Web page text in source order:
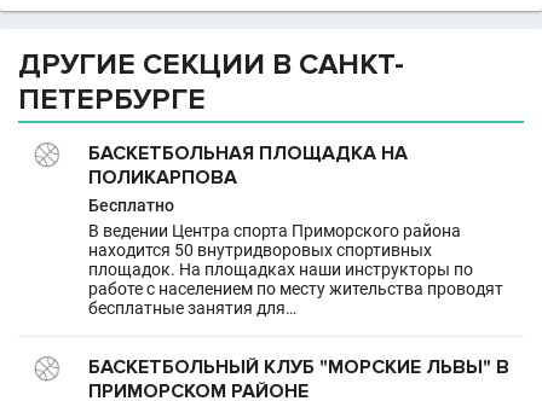
ДРУГИЕ СЕКЦИИ В САНКТ-
ПЕТЕРБУРГЕ
БАСКЕТБОЛЬНАЯ ПЛОЩАДКА НА
ПОЛИКАРПОВА
Бесплатно
В ведении Центра спорта Приморского района
находится 50 внутридворовых спортивных
площадок. На площадках наши инструкторы по
работе с населением по месту жительства проводят
бесплатные занятия для…
БАСКЕТБОЛЬНЫЙ КЛУБ "МОРСКИЕ ЛЬВЫ" В
ПРИМОРСКОМ РАЙОНЕ